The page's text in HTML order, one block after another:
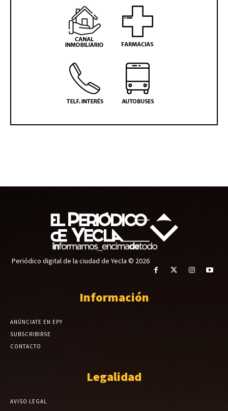
Periódico digital de la ciudad de Yecla © 2026
Información
ANÚNCIATE EN EPY
SUBSCRIBIRSE
CONTACTO
Legalidad
AVISO LEGAL